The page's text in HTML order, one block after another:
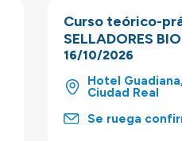
Curso teórico-
SELLADORES
16/10/2026
Hotel
Ciudad Real
Se ruega